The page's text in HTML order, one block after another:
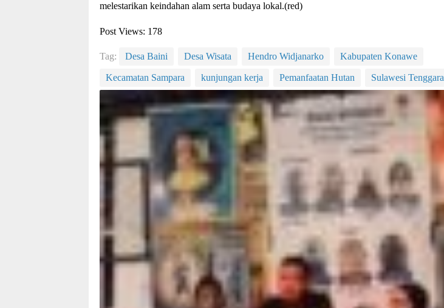
melestarikan keindahan alam serta budaya lokal.(red)
Post Views: 178
Tag: Desa Baini Desa Wisata Hendro Widjanarko Kabupaten Konawe
Kecamatan Sampara kunjungan kerja Pemanfaatan Hutan Sulawesi Tenggara